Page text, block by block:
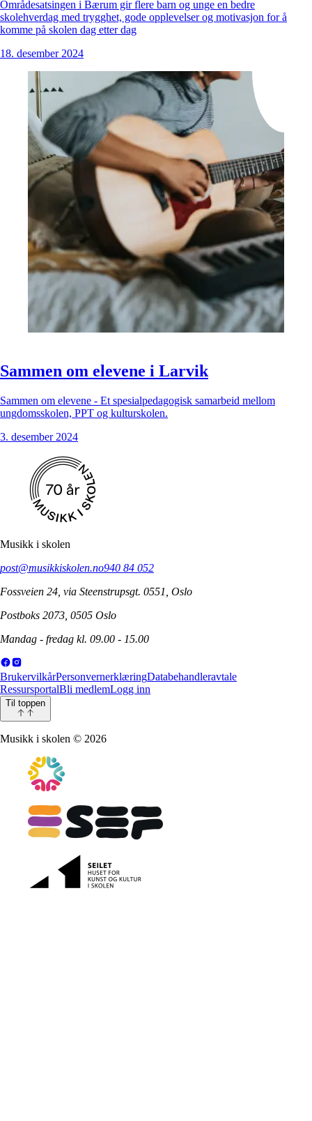
Områdesatsingen i Bærum gir flere barn og unge en bedre
skolehverdag med trygghet, gode opplevelser og motivasjon for å
komme på skolen dag etter dag
18. desember 2024
Sammen om elevene i Larvik
Sammen om elevene - Et spesialpedagogisk samarbeid mellom
ungdomsskolen, PPT og kulturskolen.
3. desember 2024
Musikk i skolen
post@musikkiskolen.no940 84 052
Fossveien 24, via Steenstrupsgt. 0551, Oslo
Postboks 2073, 0505 Oslo
Mandag - fredag kl. 09.00 - 15.00
BrukervilkårPersonvernerklæringDatabehandleravtale
RessursportalBli medlemLogg inn
Til toppen
Musikk i skolen © 2026